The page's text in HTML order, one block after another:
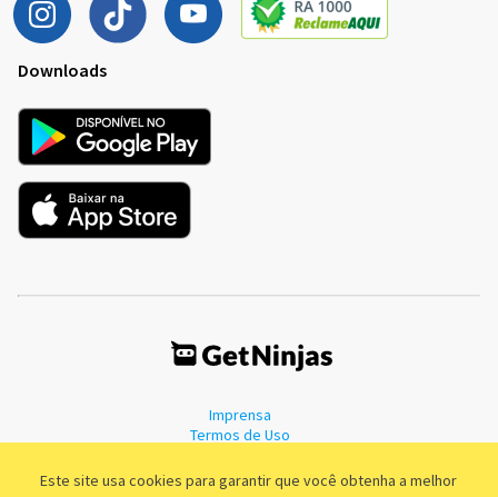
Este site usa cookies para garantir que você obtenha a melhor
Downloads
Imprensa
Termos de Uso